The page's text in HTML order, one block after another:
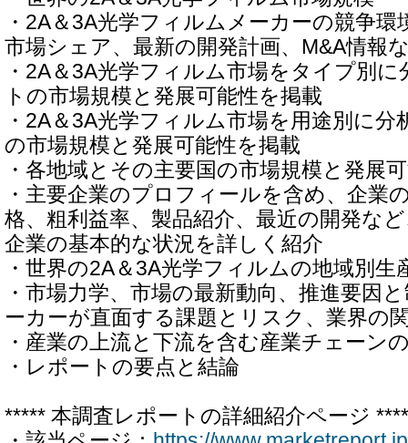
・2A＆3A光学フィルムメーカーの競争環
市場シェア、最新の開発計画、M&A情報
・2A＆3A光学フィルム市場をタイプ別
トの市場規模と発展可能性を掲載
・2A＆3A光学フィルム市場を用途別に
の市場規模と発展可能性を掲載
・各地域とその主要国の市場規模と発展
・主要企業のプロフィールを含め、企業
格、粗利益率、製品紹介、最近の開発な
企業の基本的な状況を詳しく紹介
・世界の2A＆3A光学フィルムの地域別生
・市場力学、市場の最新動向、推進要因
ーカーが直面する課題とリスク、業界の
・産業の上流と下流を含む産業チェーン
・レポートの要点と結論
***** 本調査レポートの詳細紹介ページ